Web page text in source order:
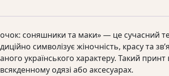
соняшники та маки» — це сучасний
символізує жіночність, красу та
українського характеру. Такий
одязі або аксесуарах.